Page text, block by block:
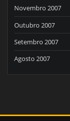
Novembro 2007
Outubro 2007
Setembro 2007
Agosto 2007